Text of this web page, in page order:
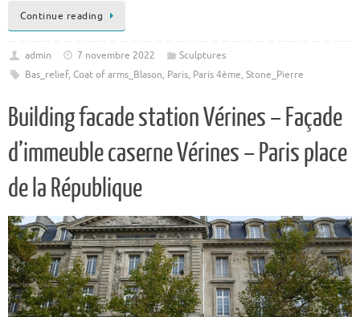
Continue reading
admin 7 novembre 2022
Sculptures
Bas_relief, Coat of arms_Blason, Paris, Paris 4ème, Stone_Pierre
Building facade station Vérines – Façade
d’immeuble caserne Vérines – Paris place
de la République